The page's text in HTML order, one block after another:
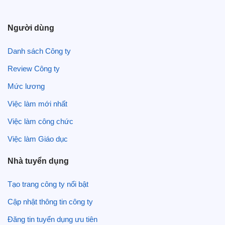
Người dùng
Danh sách Công ty
Review Công ty
Mức lương
Việc làm mới nhất
Việc làm công chức
Việc làm Giáo dục
Nhà tuyển dụng
Tạo trang công ty nổi bật
Cập nhật thông tin công ty
Đăng tin tuyển dụng ưu tiên